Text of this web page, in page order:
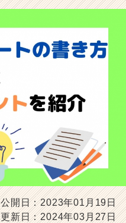
公開日：2023年01月19日
更新日：2024年03月27日